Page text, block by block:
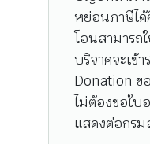
หย่อนภาษีไ
โอนสามารถ
บริจาคจะเข้
Donation ข
ไม่ต้องขอใบ
แสดงต่อกรม